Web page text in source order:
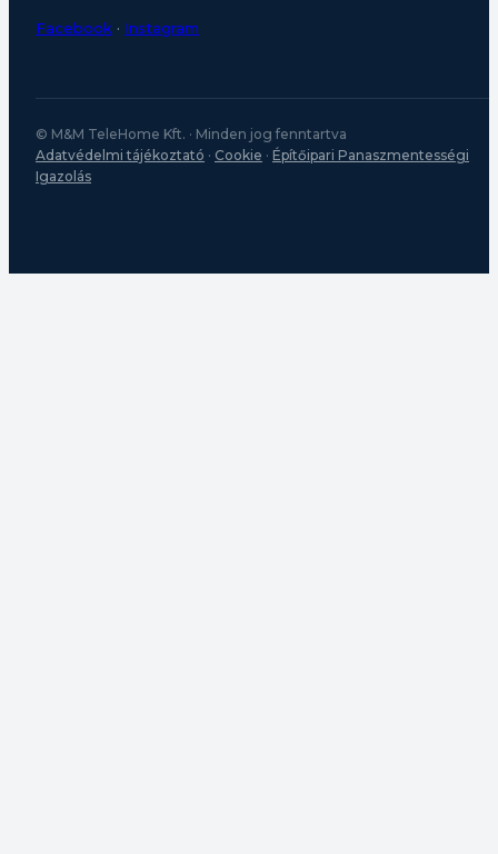
Facebook · Instagram
© M&M TeleHome Kft. · Minden jog fenntartva
Adatvédelmi tájékoztató · Cookie · Építőipari Panaszmentességi
Igazolás